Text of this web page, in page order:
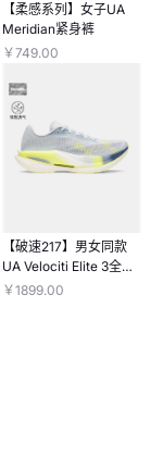
【柔感系列】女子UA
Meridian紧身裤
￥749.00
【破速217】男女同款
UA Velociti Elite 3全掌
碳板竞速马拉松跑鞋
￥1899.00